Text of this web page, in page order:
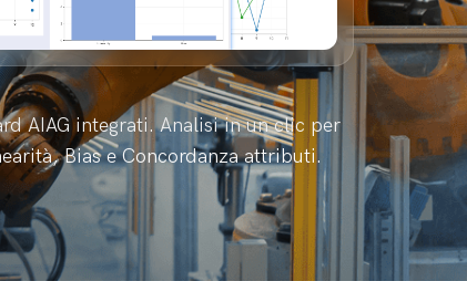
AIAG integrati. Analisi in un clic per
Bias e Concordanza attributi.